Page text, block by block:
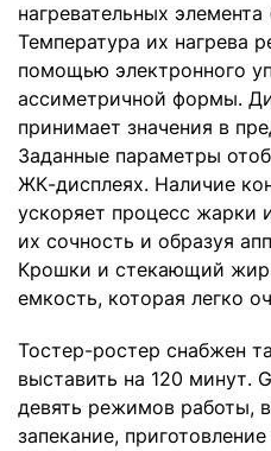
нагревательных
Температура их нагрева
помощью электронного
ассиметричной формы.
принимает значения в
Заданные параметры
ЖК-дисплеях. Наличие
ускоряет процесс жарки
их сочность и образуя
Крошки и стекающий жир
емкость, которая легко
Тостер-ростер снабжен
выставить на 120 минут.
девять режимов работы,
запекание,